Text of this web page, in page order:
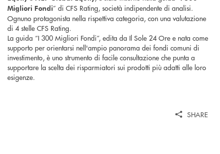
Migliori Fondi” di CFS Rating, società indipendente di analisi.
Ognuno protagonista nella rispettiva categoria, con una valutazione
di 4 stelle CFS Rating.
La guida “I 300 Migliori Fondi”, edita da Il Sole 24 Ore e nata come
supporto per orientarsi nell'ampio panorama dei fondi comuni di
investimento, è uno strumento di facile consultazione che punta a
supportare la scelta dei risparmiatori sui prodotti più adatti alle loro
esigenze.
SHARE